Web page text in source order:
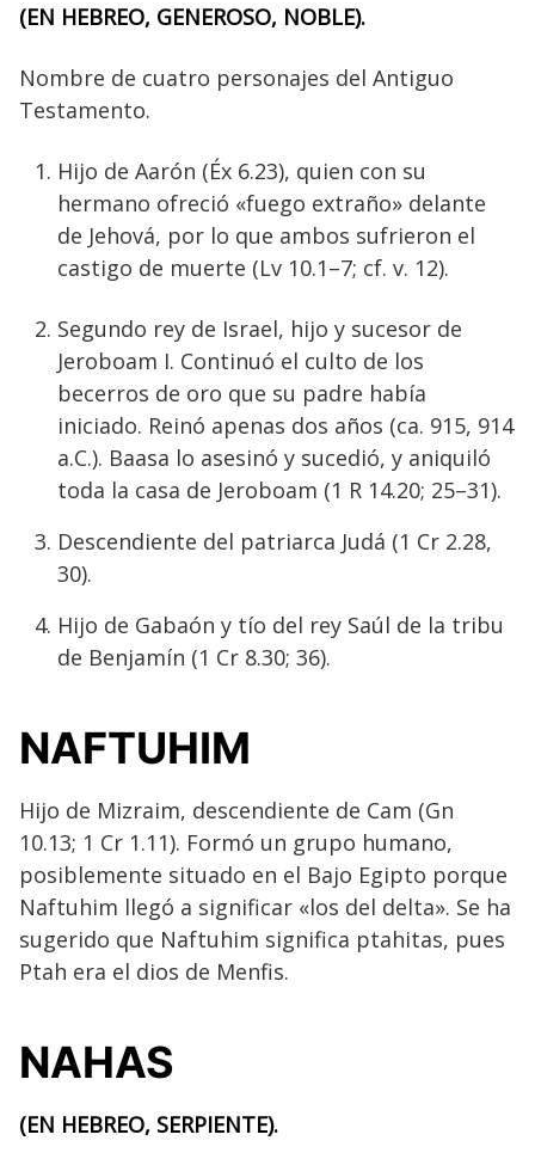
(EN HEBREO, GENEROSO, NOBLE).
Nombre de cuatro personajes del Antiguo
Testamento.
Hijo de Aarón (Éx 6.23), quien con su
hermano ofreció «fuego extraño» delante
de Jehová, por lo que ambos sufrieron el
castigo de muerte (Lv 10.1–7; cf. v. 12).
Segundo rey de Israel, hijo y sucesor de
Jeroboam I. Continuó el culto de los
becerros de oro que su padre había
iniciado. Reinó apenas dos años (ca. 915, 914
a.C.). Baasa lo asesinó y sucedió, y aniquiló
toda la casa de Jeroboam (1 R 14.20; 25–31).
Descendiente del patriarca Judá (1 Cr 2.28,
30).
Hijo de Gabaón y tío del rey Saúl de la tribu
de Benjamín (1 Cr 8.30; 36).
NAFTUHIM
Hijo de Mizraim, descendiente de Cam (Gn
10.13; 1 Cr 1.11). Formó un grupo humano,
posiblemente situado en el Bajo Egipto porque
Naftuhim llegó a significar «los del delta». Se ha
sugerido que Naftuhim significa ptahitas, pues
Ptah era el dios de Menfis.
NAHAS
(EN HEBREO, SERPIENTE).